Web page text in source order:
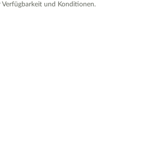
Verfügbarkeit und Konditionen.